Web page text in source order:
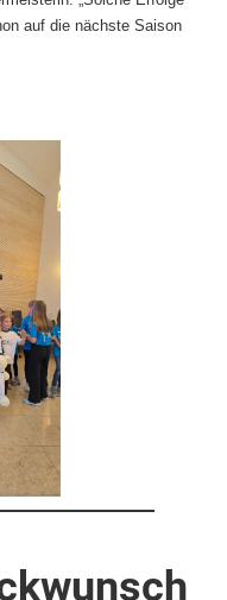
auf die nächste Saison